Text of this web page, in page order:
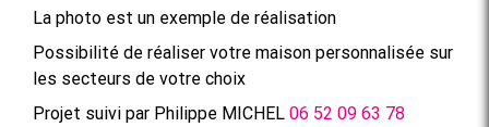
La photo est un exemple de réalisation
Possibilité de réaliser votre maison personnalisée sur
les secteurs de votre choix
Projet suivi par Philippe MICHEL 06 52 09 63 78